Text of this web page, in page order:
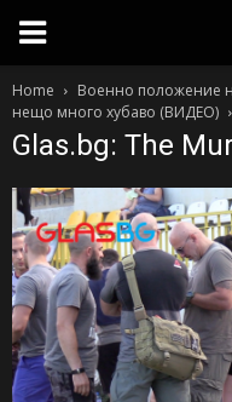
Home
Военно положение
нещо много хубаво (ВИДЕО)
Glas.bg: The